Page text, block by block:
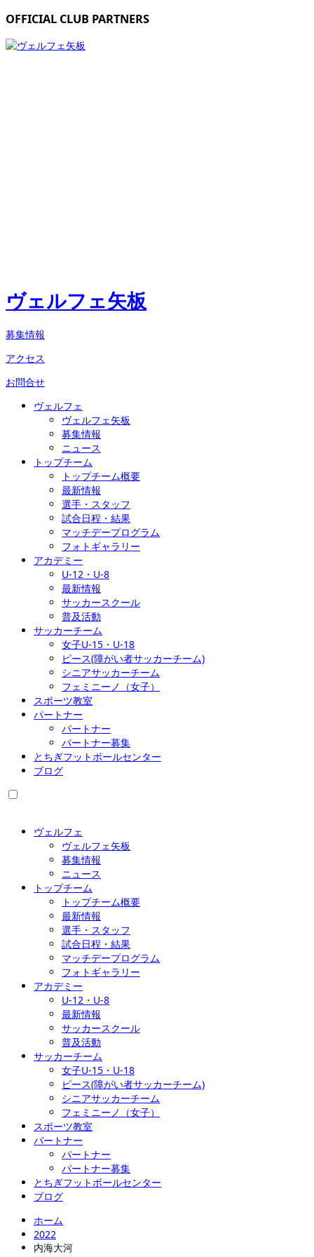
OFFICIAL CLUB PARTNERS
ヴェルフェ矢板
募集情報
アクセス
お問合せ
ヴェルフェ
ヴェルフェ矢板
募集情報
ニュース
トップチーム
トップチーム概要
最新情報
選手・スタッフ
試合日程・結果
マッチデープログラム
フォトギャラリー
アカデミー
U-12・U-8
最新情報
サッカースクール
普及活動
サッカーチーム
女子U-15・U-18
ピース(障がい者サッカーチーム)
シニアサッカーチーム
フェミニーノ（女子）
スポーツ教室
パートナー
パートナー
パートナー募集
とちぎフットボールセンター
ブログ
ヴェルフェ
ヴェルフェ矢板
募集情報
ニュース
トップチーム
トップチーム概要
最新情報
選手・スタッフ
試合日程・結果
マッチデープログラム
フォトギャラリー
アカデミー
U-12・U-8
最新情報
サッカースクール
普及活動
サッカーチーム
女子U-15・U-18
ピース(障がい者サッカーチーム)
シニアサッカーチーム
フェミニーノ（女子）
スポーツ教室
パートナー
パートナー
パートナー募集
とちぎフットボールセンター
ブログ
ホーム
2022
内海大河